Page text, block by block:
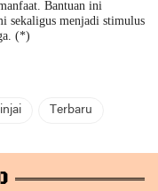
Bantuan ini
sekaligus menjadi stimulus
(*)
Terbaru